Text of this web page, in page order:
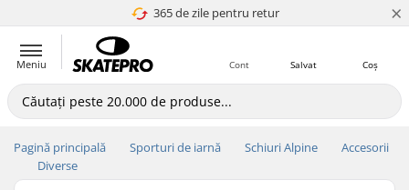
365 de zile pentru retur
4.8 a 5 ×
Meniu Coș
Salvat
Cont
Pagină principală Sporturi de iarnă Schiuri Alpine
Accesorii
Diverse